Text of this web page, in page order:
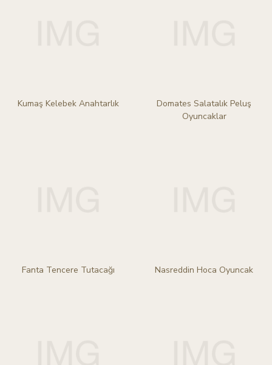
Kumaş Kelebek Anahtarlık
Domates Salatalık Peluş
Oyuncaklar
Fanta Tencere Tutacağı Nasreddin Hoca Oyuncak